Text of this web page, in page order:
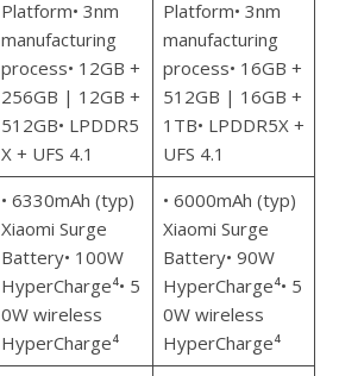
Platform• 3nm
manufacturing
process• 12GB +
256GB | 12GB +
512GB• LPDDR5
X + UFS 4.1
Platform• 3nm
manufacturing
process• 16GB +
512GB | 16GB +
1TB• LPDDR5X +
UFS 4.1
• 6330mAh (typ)
Xiaomi Surge
Battery• 100W
HyperCharge⁴• 5
0W wireless
HyperCharge⁴
• 6000mAh (typ)
Xiaomi Surge
Battery• 90W
HyperCharge⁴• 5
0W wireless
HyperCharge⁴